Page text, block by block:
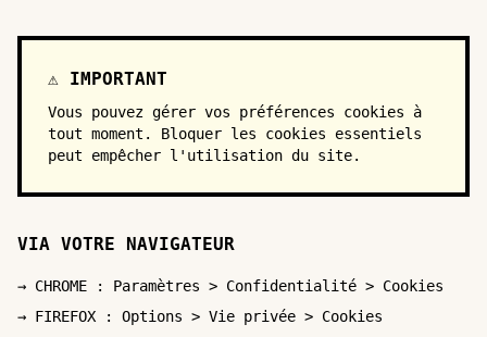
⚠️ IMPORTANT
Vous pouvez gérer vos préférences cookies à
tout moment. Bloquer les cookies essentiels
peut empêcher l'utilisation du site.
VIA VOTRE NAVIGATEUR
→ CHROME : Paramètres > Confidentialité > Cookies
→ FIREFOX : Options > Vie privée > Cookies